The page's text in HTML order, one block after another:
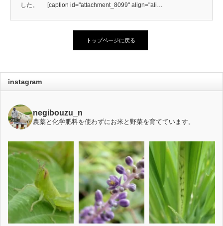
した。 [caption id="attachment_8099" align="ali…
トップページに戻る
instagram
negibouzu_n
農薬と化学肥料を使わずにお米と野菜を育てています。